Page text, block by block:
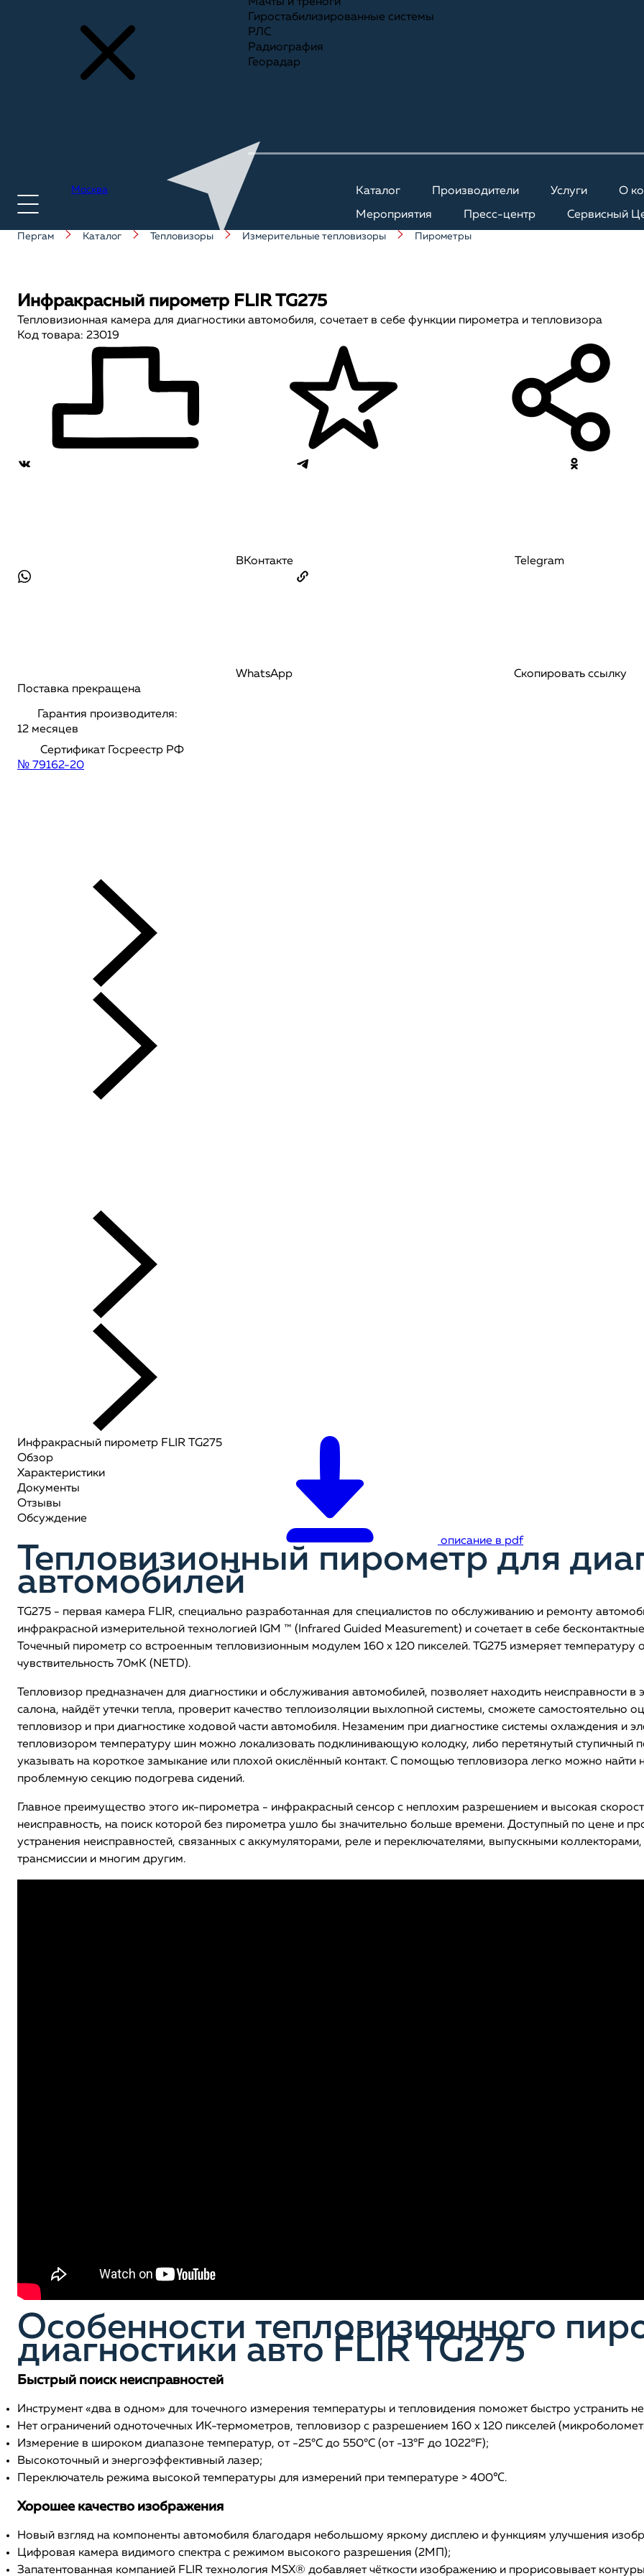
Москва Каталог Производители Услуги О
Мероприятия Пресс-центр Сервисный
Гиростабилизированные системы
РЛС
Радиография
Георадар
Пергам Каталог Тепловизоры Измерительные тепловизоры Пирометры
Инфракрасный пирометр FLIR TG275
Тепловизионная камера для диагностики автомобиля, сочетает в себе функции пирометра и тепловизора
Код товара: 23019
ВКонтакте Telegram
WhatsApp
Скопировать ссылку
Поставка прекращена
Гарантия производителя:
12 месяцев
Сертификат Госреестр РФ
№ 79162-20
Инфракрасный пирометр FLIR TG275
Обзор
Характеристики
Документы
Отзывы
Обсуждение
описание в pdf
Тепловизионный пирометр для
автомобилей
TG275 - первая камера FLIR, специально разработанная для специалистов по обслуживанию и ремонту
инфракрасной измерительной технологией IGM ™ (Infrared Guided Measurement) и сочетает в себе
Точечный пирометр со встроенным тепловизионным модулем 160 х 120 пикселей. TG275 измеряет температуру
чувствительность 70мК (NETD).
Тепловизор предназначен для диагностики и обслуживания автомобилей, позволяет находить неисправности
салона, найдёт утечки тепла, проверит качество теплоизоляции выхлопной системы, сможете самостоятельно
тепловизор и при диагностике ходовой части автомобиля. Незаменим при диагностике системы охлаждения и
тепловизором температуру шин можно локализовать подклинивающую колодку, либо перетянутый
указывать на короткое замыкание или плохой окислённый контакт. С помощью тепловизора легко можно найти
проблемную секцию подогрева сидений.
Главное преимущество этого ик-пирометра - инфракрасный сенсор с неплохим разрешением и высокая
неисправность, на поиск которой без пирометра ушло бы значительно больше времени. Доступный по цене и
устранения неисправностей, связанных с аккумуляторами, реле и переключателями, выпускными
трансмиссии и многим другим.
Особенности тепловизионного
диагностики авто FLIR TG275
Быстрый поиск неисправностей
Инструмент «два в одном» для точечного измерения температуры и тепловидения поможет быстро устранить
Нет ограничений одноточечных ИК-термометров, тепловизор с разрешением 160 x 120 пикселей
Измерение в широком диапазоне температур, от -25°C до 550°C (от -13°F до 1022°F);
Высокоточный и энергоэффективный лазер;
Переключатель режима высокой температуры для измерений при температуре > 400℃.
Хорошее качество изображения
Новый взгляд на компоненты автомобиля благодаря небольшому яркому дисплею и функциям улучшения
Цифровая камера видимого спектра с режимом высокого разрешения (2MП);
Запатентованная компанией FLIR технология MSX® добавляет чёткости изображению и прорисовывает